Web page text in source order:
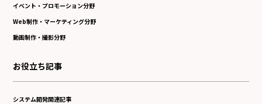
イベント・プロモーション分野
Web制作・マーケティング分野
動画制作・撮影分野
お役立ち記事
システム開発関連記事